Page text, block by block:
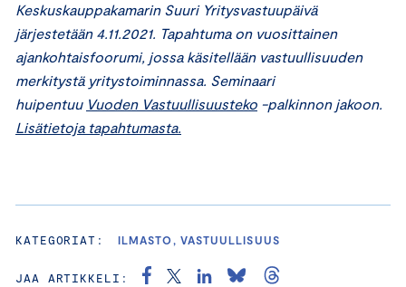
Keskuskauppakamarin Suuri Yritysvastuupäivä
järjestetään 4.11.2021. Tapahtuma on vuosittainen
ajankohtaisfoorumi, jossa käsitellään vastuullisuuden
merkitystä yritystoiminnassa. Seminaari
huipentuu Vuoden Vastuullisuusteko -palkinnon jakoon.
Lisätietoja tapahtumasta.
KATEGORIAT: ILMASTO, VASTUULLISUUS
JAA ARTIKKELI: